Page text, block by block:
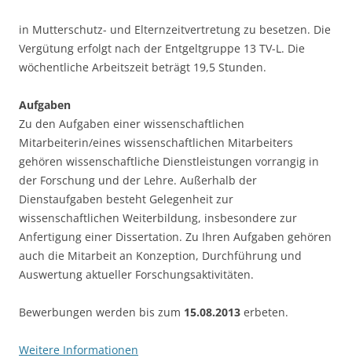
in Mutterschutz- und Elternzeitvertretung zu besetzen. Die
Vergütung erfolgt nach der Entgeltgruppe 13 TV-L. Die
wöchentliche Arbeitszeit beträgt 19,5 Stunden.
Aufgaben
Zu den Aufgaben einer wissenschaftlichen
Mitarbeiterin/eines wissenschaftlichen Mitarbeiters
gehören wissenschaftliche Dienstleistungen vorrangig in
der Forschung und der Lehre. Außerhalb der
Dienstaufgaben besteht Gelegenheit zur
wissenschaftlichen Weiterbildung, insbesondere zur
Anfertigung einer Dissertation. Zu Ihren Aufgaben gehören
auch die Mitarbeit an Konzeption, Durchführung und
Auswertung aktueller Forschungsaktivitäten.
Bewerbungen werden bis zum 15.08.2013 erbeten.
Weitere Informationen